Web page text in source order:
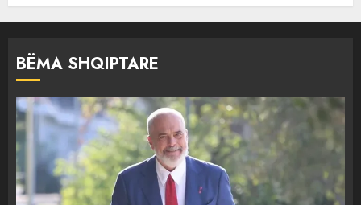
BËMA SHQIPTARE